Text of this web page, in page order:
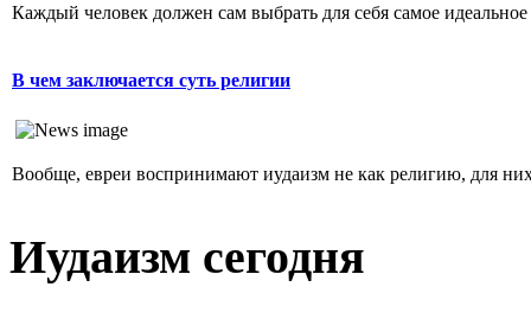
Каждый человек должен сам выбрать для себя самое
В чем заключается суть религии
Вообще, евреи воспринимают иудаизм не как религию, для
Иудаизм сегодня